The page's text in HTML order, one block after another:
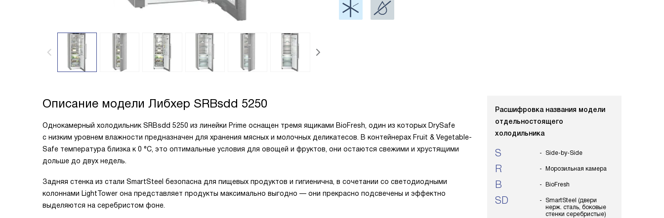
Расшифровка названия модели
отдельностоящего
холодильника
S Side-by-Side
R Морозильная камера
B BioFresh
SD
SmartSteel (двери
нерж. сталь, боковые
стенки серебристые)
Описание модели Либхер SRBsdd 5250
Однокамерный холодильник SRBsdd 5250 из линейки Prime оснащен тремя ящиками BioFresh, один из которых DrySafe
с низким уровнем влажности предназначен для хранения мясных и молочных деликатесов. В контейнерах Fruit & Vegetable-
Safe температура близка к 0 °C, это оптимальные условия для овощей и фруктов, они остаются свежими и хрустящими
дольше до двух недель.
Задняя стенка из стали SmartSteel безопасна для пищевых продуктов и гигиенична, в сочетании со светодиодными
колоннами LightTower она представляет продукты максимально выгодно — они прекрасно подсвечены и эффектно
выделяются на серебристом фоне.